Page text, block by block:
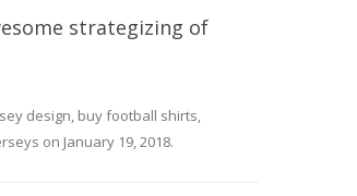
strategizing of
design, buy football shirts,
on January 19, 2018.